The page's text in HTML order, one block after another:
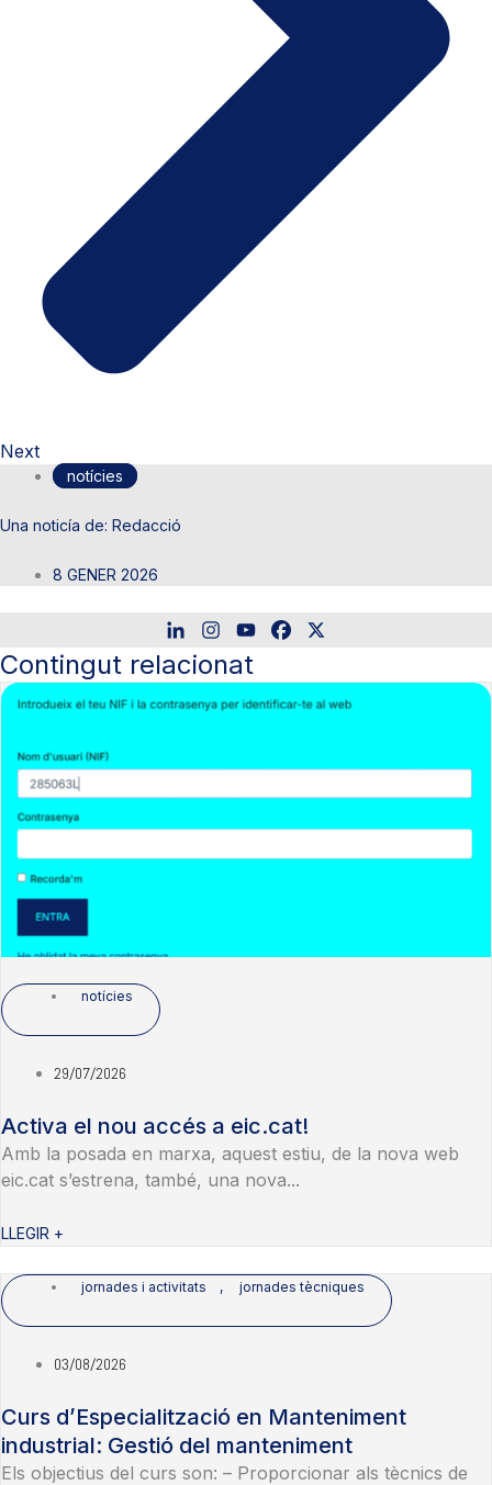
Next
notícies
Redacció
8 GENER 2026
Contingut relacionat
notícies
29/07/2026
Activa el nou accés a eic.cat!
Amb la posada en marxa, aquest estiu, de la nova web
eic.cat s’estrena, també, una nova...
LLEGIR +
jornades i activitats , jornades tècniques
03/08/2026
Curs d’Especialització en Manteniment
industrial: Gestió del manteniment
Els objectius del curs son: – Proporcionar als tècnics de